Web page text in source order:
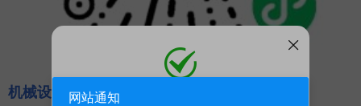
机械设计制造及其自动化
网站通知